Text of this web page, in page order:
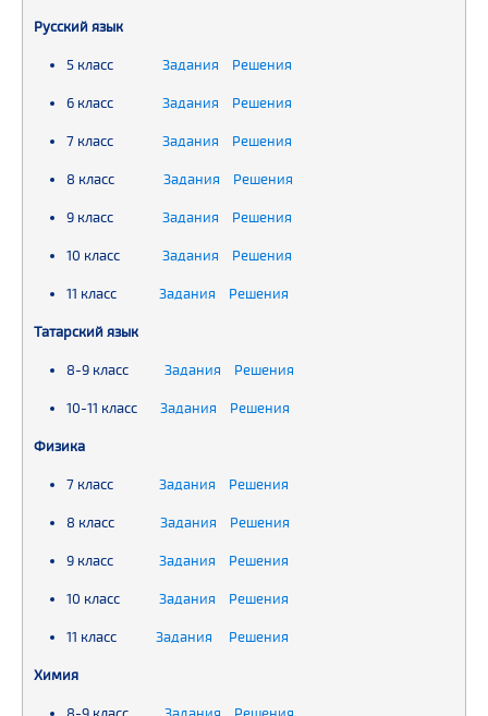
Русский язык
5 класс Задания Решения
6 класс Задания Решения
7 класс Задания Решения
8 класс Задания Решения
9 класс Задания Решения
10 класс Задания Решения
11 класс Задания Решения
Татарский язык
8-9 класс Задания Решения
10-11 класс Задания Решения
Физика
7 класс Задания Решения
8 класс Задания Решения
9 класс Задания Решения
10 класс Задания Решения
11 класс Задания Решения
Химия